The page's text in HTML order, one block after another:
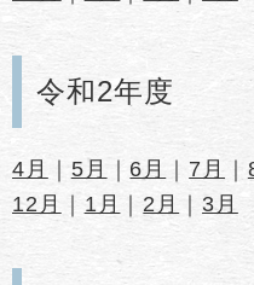
令和2年度
4月 ｜ 5月 ｜ 6月 ｜ 7月 ｜
12月
｜ 1月 ｜ 2月 ｜ 3月